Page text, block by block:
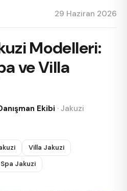
29 Haziran 2026
Modelleri:
ve Villa
Ekibi · Jakuzi
Villa Jakuzi
Spa Jakuzi